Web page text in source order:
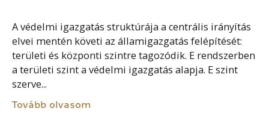
A védelmi igazgatás struktúrája a centrális irányítás
elvei mentén követi az államigazgatás felépítését:
területi és központi szintre tagozódik. E rendszerben
a területi szint a védelmi igazgatás alapja. E szint
szerve...
Tovább olvasom